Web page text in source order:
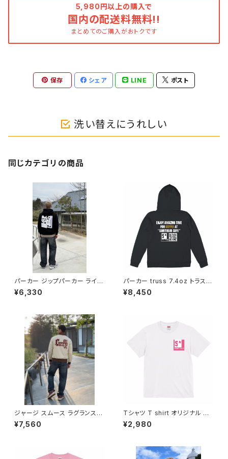
5,980円以上の購入で
国内の配送料無料!!
まとめてのご購入がおトクです
保存 シェア LINE ポスト
洗い替えにうれしい
同じカテゴリの商品
パーカー ジップパーカー ライト
パイル オリジナル デザイン アメ
リカンスタイル アメカジ バイク
着 Printstar saritikari ロゴ A
merican casual original シ
ンプル itsgonnabe ok
¥6,330
パーカー truss 7.4oz トラス
スタンダード プルオーバーパー
カー パイル オリジナル アメリカ
ズ レディス 洗い替え 人気 定番
重ね着 saritikari American c
ee at saritikari_cafe
¥8,450
ジャージ スムース ラグランスリ
ーブ トラックジャケット ジップパ
ーカー ブルゾン ジャケット オリ
コーデ トップス カットソー 洗い
¥7,560
Tシャツ T shirt オリジナル デ
ザイン アート スタッフ バイク レ
ディース メンズ おしゃれ ワンオ
い かぶらない アメカジ アイテム
¥2,980